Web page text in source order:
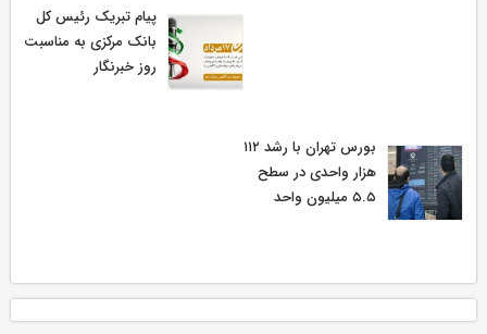
پیام تبریک رئیس کل
بانک مرکزی به مناسبت
روز خبرنگار
بورس تهران با رشد ۱۱۲
هزار واحدی در سطح
۵.۵ میلیون واحد